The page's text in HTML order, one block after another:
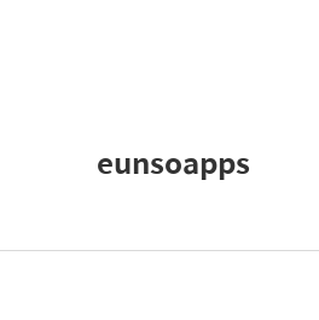
eunsoapps